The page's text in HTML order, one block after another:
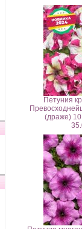
Петуния
(драже)